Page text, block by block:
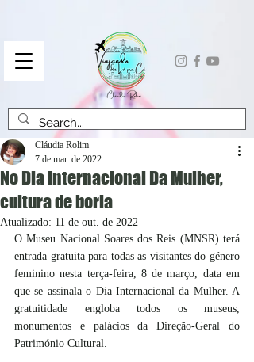
No Dia Internacional Da Mulher,
cultura de borla
Cláudia Rolim
7 de mar. de 2022
Atualizado: 11 de out. de 2022
O Museu Nacional Soares dos Reis (MNSR) terá
entrada gratuita para todas as visitantes do género
feminino nesta terça-feira, 8 de março, data em
que se assinala o Dia Internacional da Mulher. A
gratuitidade engloba todos os museus,
monumentos e palácios da Direção-Geral do
Património Cultural.